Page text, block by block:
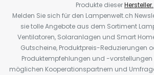
Produkte dieserHersteller.
Melden Sie sich für den Lampenwelt.ch
sie tolle Angebote aus dem Sortiment
Ventilatoren, Solaranlagen und Smart
Gutscheine, Produktpreis-Reduzierungen
Produktempfehlungen und -vorstellungen
möglichen Kooperationspartnern und